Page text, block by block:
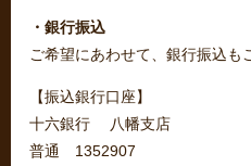
・銀行振込
ご希望にあわせて、銀行振込も
【振込銀行口座】
十六銀行 八幡支店
普通 1352907